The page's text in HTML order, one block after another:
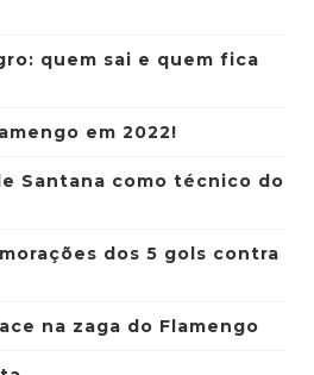
quem sai e quem fica
em 2022!
Santana como técnico do
dos 5 gols contra
na zaga do Flamengo